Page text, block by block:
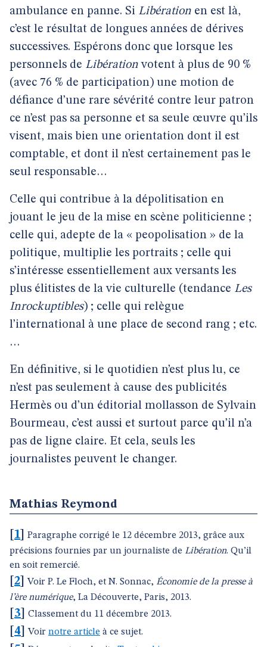
ambulance en panne. Si Libération en est là,
c’est le résultat de longues années de dérives
successives. Espérons donc que lorsque les
personnels de Libération votent à plus de 90 %
(avec 76 % de participation) une motion de
défiance d’une rare sévérité contre leur patron
ce n’est pas sa personne et sa seule œuvre qu’ils
visent, mais bien une orientation dont il est
comptable, et dont il n’est certainement pas le
seul responsable…
Celle qui contribue à la dépolitisation en
jouant le jeu de la mise en scène politicienne ;
celle qui, adepte de la « peopolisation » de la
politique, multiplie les portraits ; celle qui
s’intéresse essentiellement aux versants les
plus élitistes de la vie culturelle (tendance Les
Inrockuptibles) ; celle qui relègue
l’international à une place de second rang ; etc.
…
En définitive, si le quotidien n’est plus lu, ce
n’est pas seulement à cause des publicités
Hermès ou d’un éditorial mollasson de Sylvain
Bourmeau, c’est aussi et surtout parce qu’il n’a
pas de ligne claire. Et cela, seuls les
journalistes peuvent le changer.
Mathias Reymond
1
Paragraphe corrigé le 12 décembre 2013, grâce aux
précisions fournies par un journaliste de Libération. Qu’il
en soit remercié.
2 ]Voir P. Le Floch, et N. Sonnac, Économie de la presse à
l’ère numérique, La Découverte, Paris, 2013.
3 Classement du 11 décembre 2013.
4 ]Voir notre article à ce sujet.